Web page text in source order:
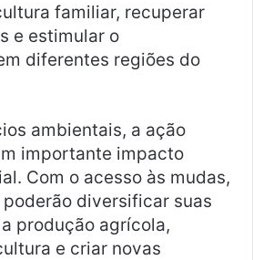
familiar, recuperar
e estimular o
diferentes regiões do
ambientais, a ação
importante impacto
Com o acesso às mudas,
diversificar suas
produção agrícola,
e criar novas